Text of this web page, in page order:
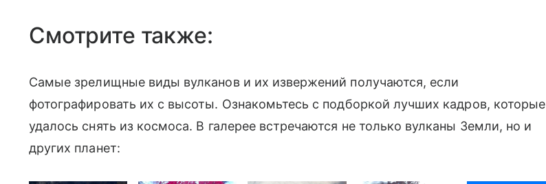
Смотрите также:
Самые зрелищные виды вулканов и их извержений получаются, если
фотографировать их с высоты. Ознакомьтесь с подборкой лучших кадров, которые
удалось снять из космоса. В галерее встречаются не только вулканы Земли, но и
других планет: